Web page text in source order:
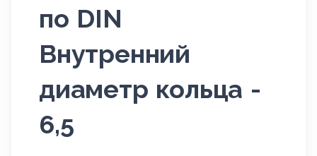
по DIN
Внутренний
диаметр кольца -
6,5